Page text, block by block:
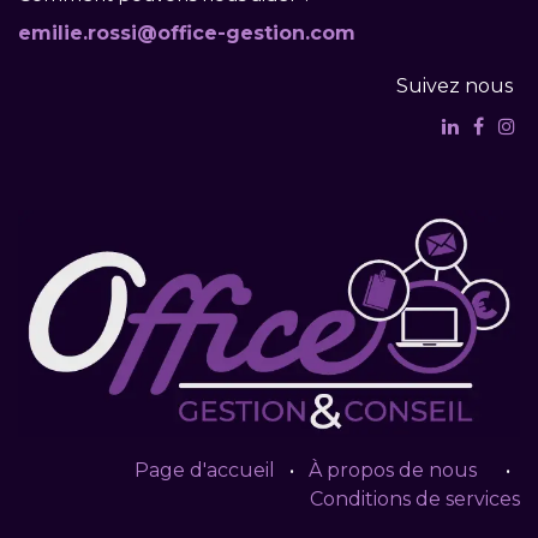
emilie.rossi@office-gestion.com
Suivez nous
Page d'accueil • À propos de nous
•
Conditions de services